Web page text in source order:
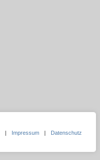
| Impressum |
Datenschutz